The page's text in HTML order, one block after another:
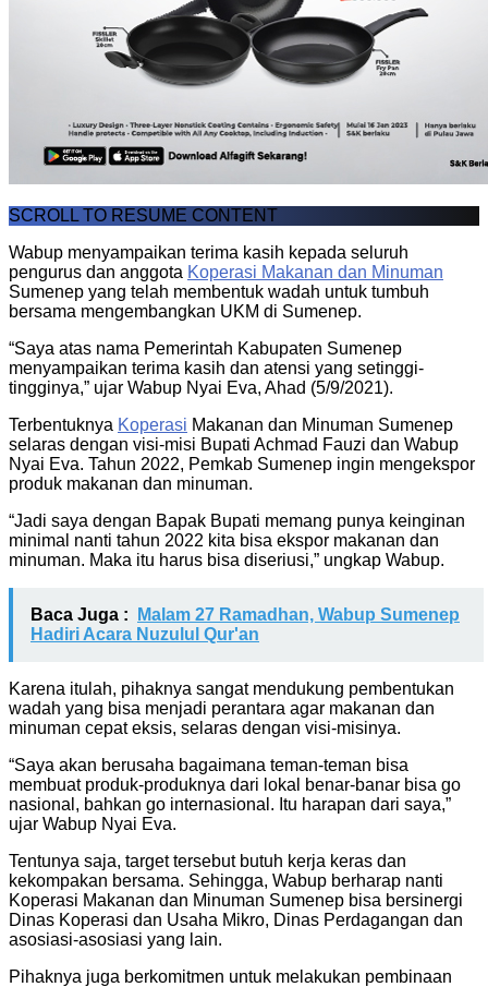
SCROLL TO RESUME CONTENT
Wabup menyampaikan terima kasih kepada seluruh
pengurus dan anggota Koperasi Makanan dan Minuman
Sumenep yang telah membentuk wadah untuk tumbuh
bersama mengembangkan UKM di Sumenep.
“Saya atas nama Pemerintah Kabupaten Sumenep
menyampaikan terima kasih dan atensi yang setinggi-
tingginya,” ujar Wabup Nyai Eva, Ahad (5/9/2021).
Terbentuknya Koperasi Makanan dan Minuman Sumenep
selaras dengan visi-misi Bupati Achmad Fauzi dan Wabup
Nyai Eva. Tahun 2022, Pemkab Sumenep ingin mengekspor
produk makanan dan minuman.
“Jadi saya dengan Bapak Bupati memang punya keinginan
minimal nanti tahun 2022 kita bisa ekspor makanan dan
minuman. Maka itu harus bisa diseriusi,” ungkap Wabup.
Baca Juga :
Malam 27 Ramadhan, Wabup Sumenep
Hadiri Acara Nuzulul Qur'an
Karena itulah, pihaknya sangat mendukung pembentukan
wadah yang bisa menjadi perantara agar makanan dan
minuman cepat eksis, selaras dengan visi-misinya.
“Saya akan berusaha bagaimana teman-teman bisa
membuat produk-produknya dari lokal benar-banar bisa go
nasional, bahkan go internasional. Itu harapan dari saya,”
ujar Wabup Nyai Eva.
Tentunya saja, target tersebut butuh kerja keras dan
kekompakan bersama. Sehingga, Wabup berharap nanti
Koperasi Makanan dan Minuman Sumenep bisa bersinergi
Dinas Koperasi dan Usaha Mikro, Dinas Perdagangan dan
asosiasi-asosiasi yang lain.
Pihaknya juga berkomitmen untuk melakukan pembinaan